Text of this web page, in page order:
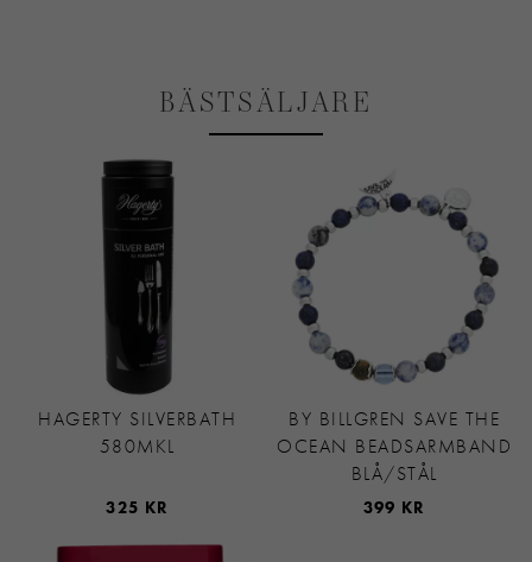
BÄSTSÄLJARE
HAGERTY SILVERBATH
580MKL
325 KR
BY BILLGREN SAVE THE
OCEAN BEADSARMBAND
BLÅ/STÅL
399 KR